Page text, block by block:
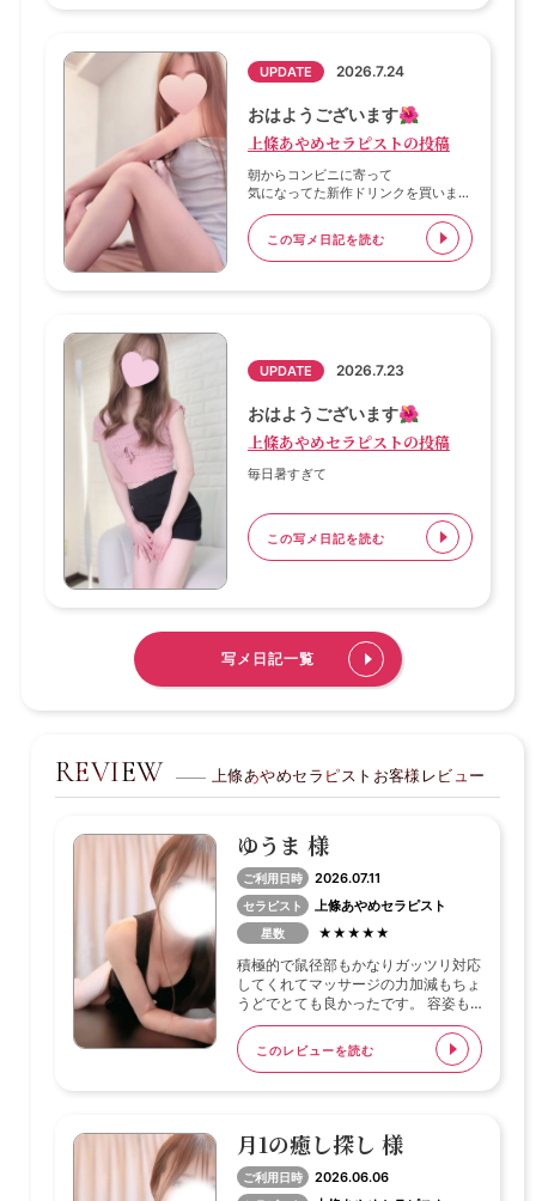
朝が強い人ほんとに尊敬します😂💕
今日も元気に出勤してます♡
お時間合う方
UPDATE 2026.7.24
おはようございます🌺
上條あやめセラピストの投稿
朝からコンビニに寄って
気になってた新作ドリンクを買いまし
た🥤✨
期間限定って書いてあると
ついつい手が伸びちゃいます😂
🥰
この写メ日記を読む
UPDATE 2026.7.23
おはようございます🌺
上條あやめセラピストの投稿
毎日暑すぎて
コンビニに寄る回数が
増えちゃいました😂☀️
ついつい冷たい飲み物を買って
新しいドリンクもよく出ているので
見つけると
つい試したくなっちゃいます🤭✨
ぜひ教えてくださいね☺️🌼
お会いできるのを楽しみに
お待ちしております🥰
この写メ日記を読む
写メ日記一覧
REVIEW 上條あやめセラピストお客様レビュー
ゆうま 様
ご利用日時 2026.07.11
セラピスト 上條あやめセラピスト
星数 ★★★★★
積極的で鼠径部もかなりガッツリ対応
してくれてマッサージの力加減もちょ
うどでとても良かったです。 容姿も
自分のタイプだったので終始楽しく過
ごせました。 是非ともまたリピート
させてもらえたらと思います。
このレビューを読む
月1の癒し探し 様
ご利用日時 2026.06.06